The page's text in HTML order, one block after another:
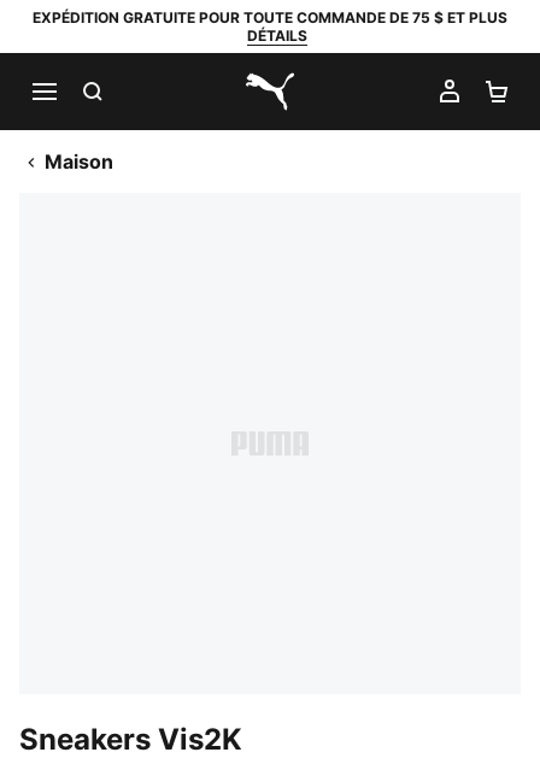
EXPÉDITION GRATUITE POUR TOUTE COMMANDE DE 75 $ ET PLUS
DÉTAILS
PUMA.com
MON
Maison
Sneakers Vis2K